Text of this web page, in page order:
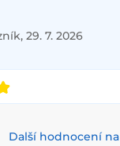
29. 7. 2026
Další hodnocení na